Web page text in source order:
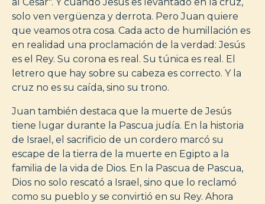
solo ven vergüenza y derrota. Pero Juan quiere
que veamos otra cosa. Cada acto de humillación es
en realidad una proclamación de la verdad: Jesús
es el Rey. Su corona es real. Su túnica es real. El
letrero que hay sobre su cabeza es correcto. Y la
cruz no es su caída, sino su trono.
Juan también destaca que la muerte de Jesús
tiene lugar durante la Pascua judía. En la historia
de Israel, el sacrificio de un cordero marcó su
escape de la tierra de la muerte en Egipto a la
familia de la vida de Dios. En la Pascua de Pascua,
Dios no solo rescató a Israel, sino que lo reclamó
como su pueblo y se convirtió en su Rey. Ahora